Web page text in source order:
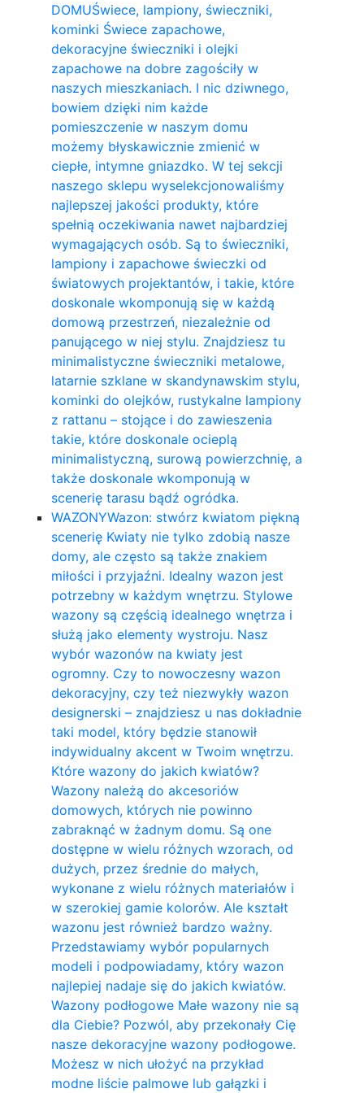
DOMUŚwiece, lampiony, świeczniki,
kominki Świece zapachowe,
dekoracyjne świeczniki i olejki
zapachowe na dobre zagościły w
naszych mieszkaniach. I nic dziwnego,
bowiem dzięki nim każde
pomieszczenie w naszym domu
możemy błyskawicznie zmienić w
ciepłe, intymne gniazdko. W tej sekcji
naszego sklepu wyselekcjonowaliśmy
najlepszej jakości produkty, które
spełnią oczekiwania nawet najbardziej
wymagających osób. Są to świeczniki,
lampiony i zapachowe świeczki od
światowych projektantów, i takie, które
doskonale wkomponują się w każdą
domową przestrzeń, niezależnie od
panującego w niej stylu. Znajdziesz tu
minimalistyczne świeczniki metalowe,
latarnie szklane w skandynawskim stylu,
kominki do olejków, rustykalne lampiony
z rattanu – stojące i do zawieszenia
takie, które doskonale ocieplą
minimalistyczną, surową powierzchnię, a
także doskonale wkomponują w
scenerię tarasu bądź ogródka.
WAZONYWazon: stwórz kwiatom piękną
scenerię Kwiaty nie tylko zdobią nasze
domy, ale często są także znakiem
miłości i przyjaźni. Idealny wazon jest
potrzebny w każdym wnętrzu. Stylowe
wazony są częścią idealnego wnętrza i
służą jako elementy wystroju. Nasz
wybór wazonów na kwiaty jest
ogromny. Czy to nowoczesny wazon
dekoracyjny, czy też niezwykły wazon
designerski – znajdziesz u nas dokładnie
taki model, który będzie stanowił
indywidualny akcent w Twoim wnętrzu.
Które wazony do jakich kwiatów?
Wazony należą do akcesoriów
domowych, których nie powinno
zabraknąć w żadnym domu. Są one
dostępne w wielu różnych wzorach, od
dużych, przez średnie do małych,
wykonane z wielu różnych materiałów i
w szerokiej gamie kolorów. Ale kształt
wazonu jest również bardzo ważny.
Przedstawiamy wybór popularnych
modeli i podpowiadamy, który wazon
najlepiej nadaje się do jakich kwiatów.
Wazony podłogowe Małe wazony nie są
dla Ciebie? Pozwól, aby przekonały Cię
nasze dekoracyjne wazony podłogowe.
Możesz w nich ułożyć na przykład
modne liście palmowe lub gałązki i